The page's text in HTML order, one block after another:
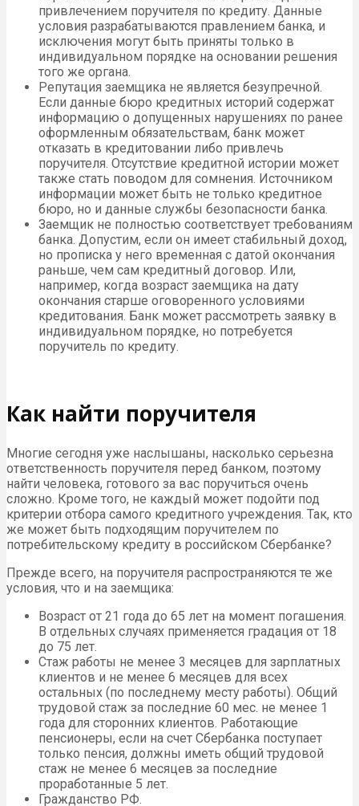
привлечением поручителя по кредиту. Данные
условия разрабатываются правлением банка, и
исключения могут быть приняты только в
индивидуальном порядке на основании решения
того же органа.
Репутация заемщика не является безупречной.
Если данные бюро кредитных историй содержат
информацию о допущенных нарушениях по ранее
оформленным обязательствам, банк может
отказать в кредитовании либо привлечь
поручителя. Отсутствие кредитной истории может
также стать поводом для сомнения. Источником
информации может быть не только кредитное
бюро, но и данные службы безопасности банка.
Заемщик не полностью соответствует требованиям
банка. Допустим, если он имеет стабильный доход,
но прописка у него временная с датой окончания
раньше, чем сам кредитный договор. Или,
например, когда возраст заемщика на дату
окончания старше оговоренного условиями
кредитования. Банк может рассмотреть заявку в
индивидуальном порядке, но потребуется
поручитель по кредиту.
Как найти поручителя
Многие сегодня уже наслышаны, насколько серьезна
ответственность поручителя перед банком, поэтому
найти человека, готового за вас поручиться очень
сложно. Кроме того, не каждый может подойти под
критерии отбора самого кредитного учреждения. Так, кто
же может быть подходящим поручителем по
потребительскому кредиту в российском Сбербанке?
Прежде всего, на поручителя распространяются те же
условия, что и на заемщика:
Возраст от 21 года до 65 лет на момент погашения.
В отдельных случаях применяется градация от 18
до 75 лет.
Стаж работы не менее 3 месяцев для зарплатных
клиентов и не менее 6 месяцев для всех
остальных (по последнему месту работы). Общий
трудовой стаж за последние 60 мес. не менее 1
года для сторонних клиентов. Работающие
пенсионеры, если на счет Сбербанка поступает
только пенсия, должны иметь общий трудовой
стаж не менее 6 месяцев за последние
проработанные 5 лет.
Гражданство РФ.